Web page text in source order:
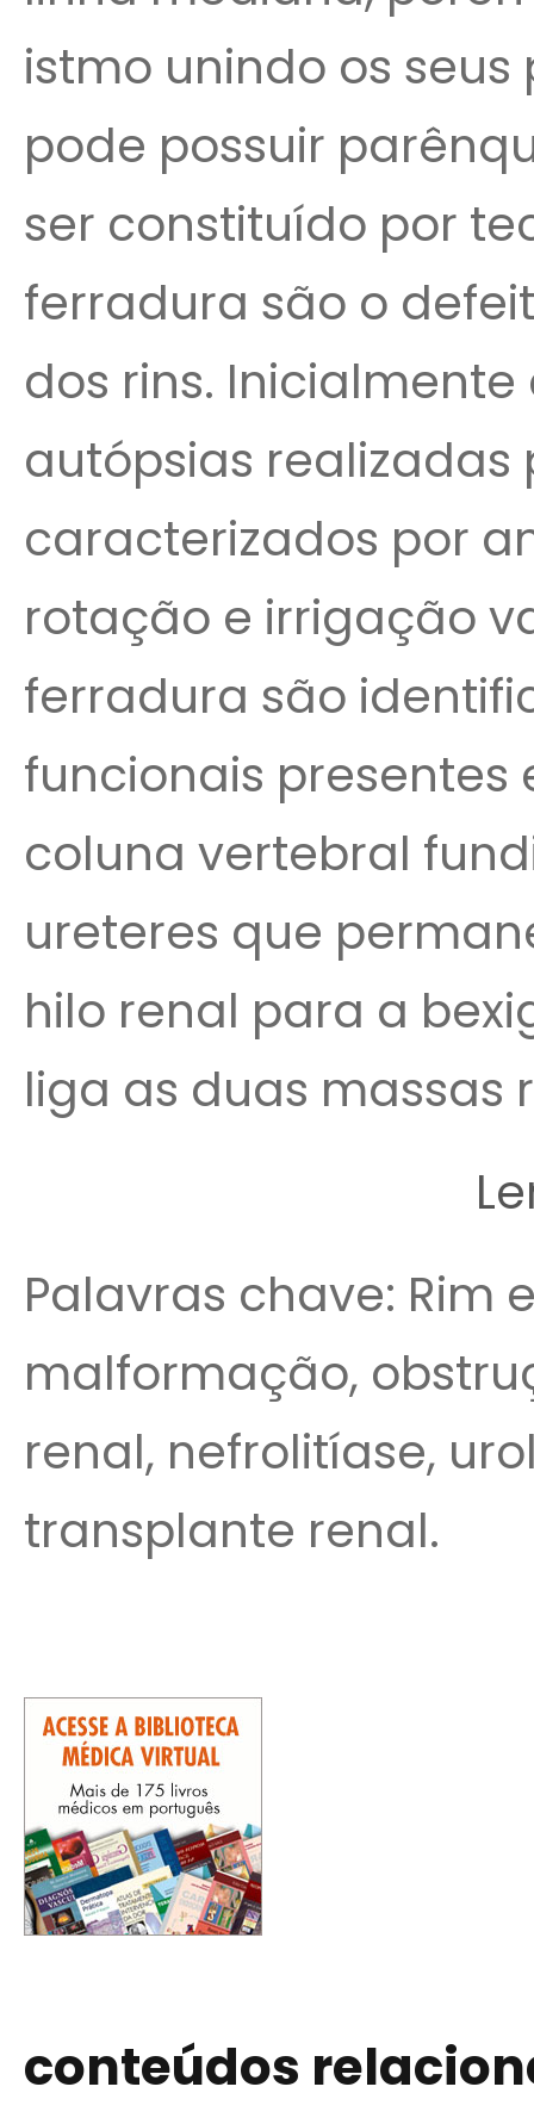
istmo unindo os seus
pode possuir
ser constituído por
ferradura são o
dos rins.
autópsias realizadas
caracterizados por
rotação e irrigação
ferradura são
funcionais
coluna vertebral
ureteres que
hilo renal para a
liga as duas massas
Palavras chave: Rim
malformação,
renal, nefrolitíase,
transplante renal.
conteúdos